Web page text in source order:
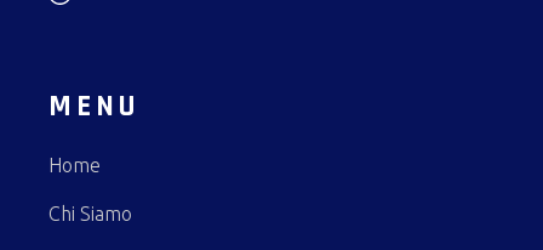
MENU
Home
Chi Siamo